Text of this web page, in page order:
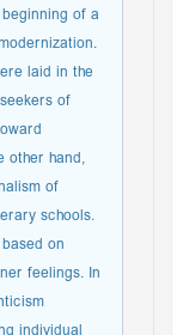
of a
laid in the
of
other hand,
of
schools.
on
feelings. In